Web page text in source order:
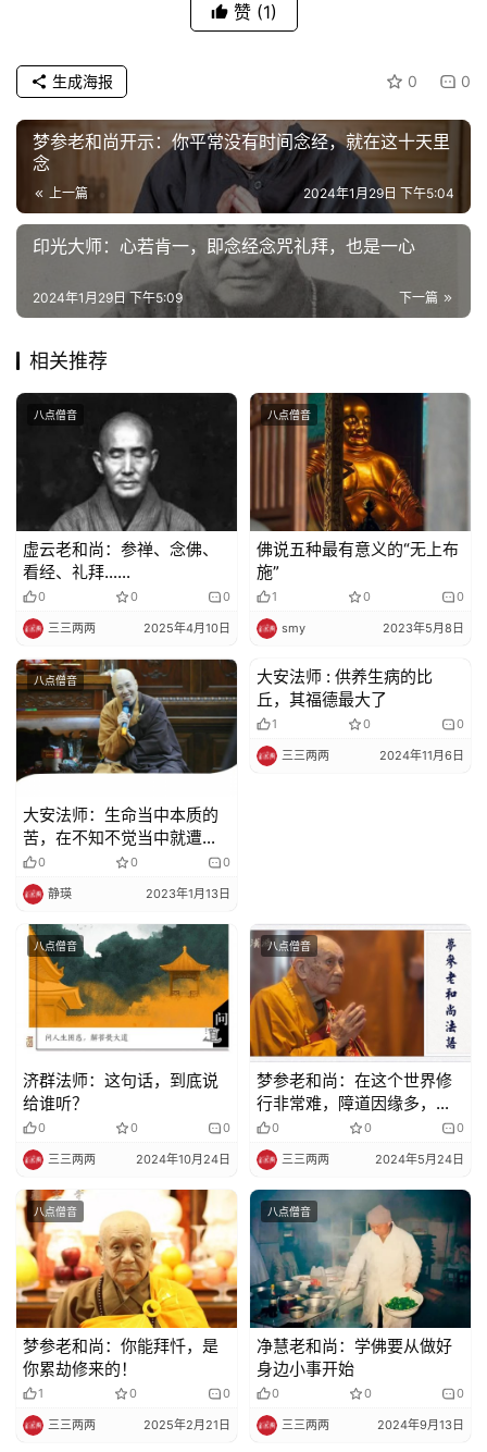
专
公
益
慈
善
佛
人
礼
视
频
纪
录
佛
教
艺
术
政
策
法
规
免
责
声
明
登录
赞 (1)
0 0
生成海报
梦参老和尚开示：你平常没有时间念经，就在这十天里
念
上一篇 2024年1月29日 下午5:04
印光大师：心若肯一，即念经念咒礼拜，也是一心
下一篇
2024年1月29日 下午5:09
相关推荐
八点僧音
虚云老和尚：参禅、念佛、
看经、礼拜……
0 0 0
三三两两 2025年4月10日
八点僧音
佛说五种最有意义的“无上布
施”
1 0 0
smy 2023年5月8日
八点僧音
大安法师：生命当中本质的
苦，在不知不觉当中就遭受
到逼恼
0 0 0
静瑛 2023年1月13日
八点僧音
大安法师 : 供养生病的比
丘，其福德最大了
1 0 0
三三两两 2024年11月6日
八点僧音
济群法师：这句话，到底说
给谁听？
0 0 0
三三两两 2024年10月24日
八点僧音
梦参老和尚：在这个世界修
行非常难，障道因缘多，苦
逼迫你
0 0 0
三三两两 2024年5月24日
八点僧音
梦参老和尚：你能拜忏，是
你累劫修来的！
1 0 0
三三两两 2025年2月21日
八点僧音
净慧老和尚：学佛要从做好
身边小事开始
0 0 0
三三两两 2024年9月13日